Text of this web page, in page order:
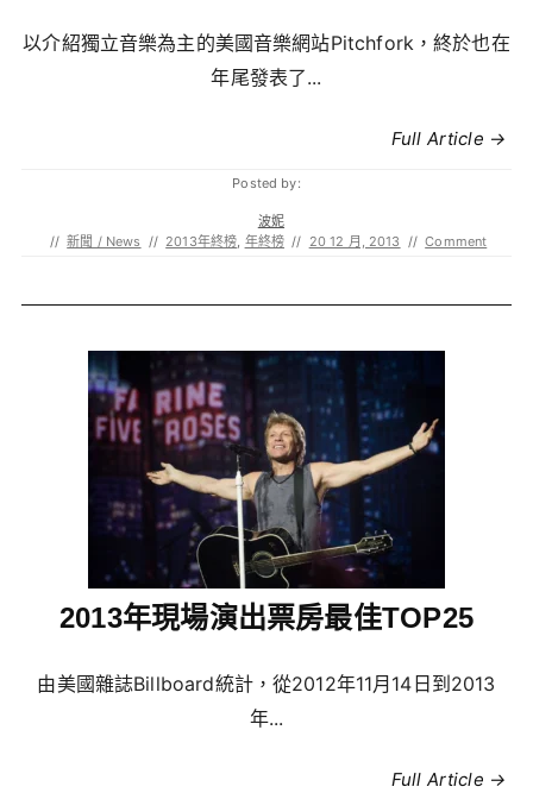
以介紹獨立音樂為主的美國音樂網站Pitchfork，終於也在
年尾發表了...
Full Article →
Posted by:
波妮
// 新聞 / News // 2013年終榜, 年終榜 // 20 12 月, 2013 // Comment
2013年現場演出票房最佳TOP25
由美國雜誌Billboard統計，從2012年11月14日到2013
年...
Full Article →